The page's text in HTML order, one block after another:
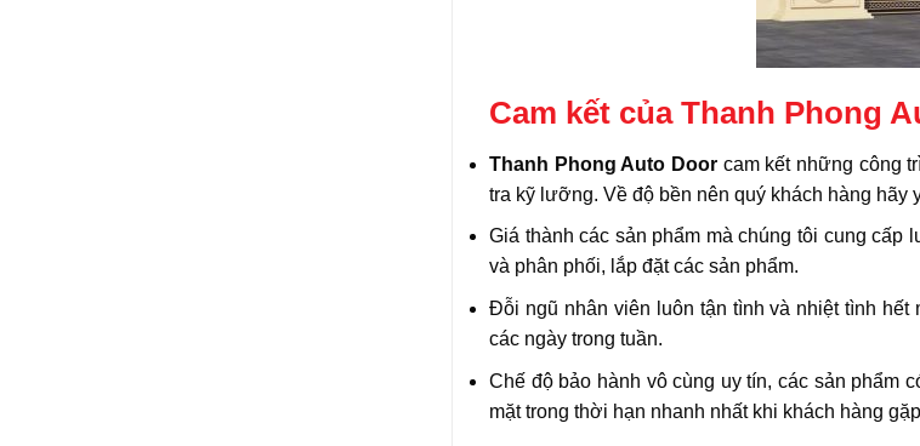
Cam kết của Thanh Phong
Thanh Phong Auto Door cam kết những công
tra kỹ lưỡng. Về độ bền nên quý khách hàng hãy
Giá thành các sản phẩm mà chúng tôi cung cấp
và phân phối, lắp đặt các sản phẩm.
Đỗi ngũ nhân viên luôn tận tình và nhiệt tình
các ngày trong tuần.
Chế độ bảo hành vô cùng uy tín, các sản phẩm
mặt trong thời hạn nhanh nhất khi khách hàng